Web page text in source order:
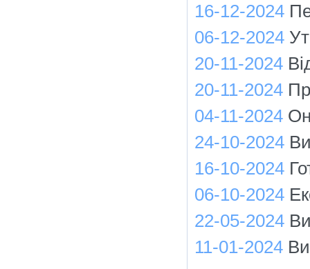
16-12-2024
06-12-2024
20-11-2024
20-11-2024
04-11-2024
24-10-2024
16-10-2024
06-10-2024
22-05-2024
11-01-2024